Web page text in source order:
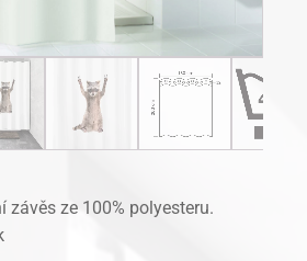
závěs ze 100% polyesteru.